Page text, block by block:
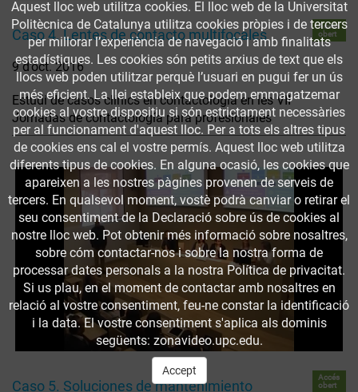
Caso 4. Lentes de contacto multifocales
Accés
obert
9 d’oct. 2016
Estudi de casos clínics en contactologia en les VII
Jornadas de contactología para profesionales
Caso 5. Soluciones de mantenimiento
Accés
obert
Aquest lloc web utilitza cookies. El lloc web de la Universitat
Politècnica de Catalunya utilitza cookies pròpies i de tercers
per millorar l’experiència de navegació i amb finalitats
estadístiques. Les cookies són petits arxius de text que els
llocs web poden utilitzar perquè l’usuari en pugui fer un ús
més eficient. La llei estableix que podem emmagatzemar
cookies al vostre dispositiu si són estrictament necessàries
per al funcionament d'aquest lloc. Per a tots els altres tipus
de cookies ens cal el vostre permís. Aquest lloc web utilitza
diferents tipus de cookies. En alguna ocasió, les cookies que
apareixen a les nostres pàgines provenen de serveis de
tercers. En qualsevol moment, vostè podrà canviar o retirar el
seu consentiment de la Declaració sobre ús de cookies al
nostre lloc web. Pot obtenir més informació sobre nosaltres,
sobre cóm contactar-nos i sobre la nostra forma de
processar dates personals a la nostra Política de privacitat.
Si us plau, en el moment de contactar amb nosaltres en
relació al vostre consentiment, feu-ne constar la identificació
i la data. El vostre consentiment s'aplica als dominis
següents: zonavideo.upc.edu.
Accept